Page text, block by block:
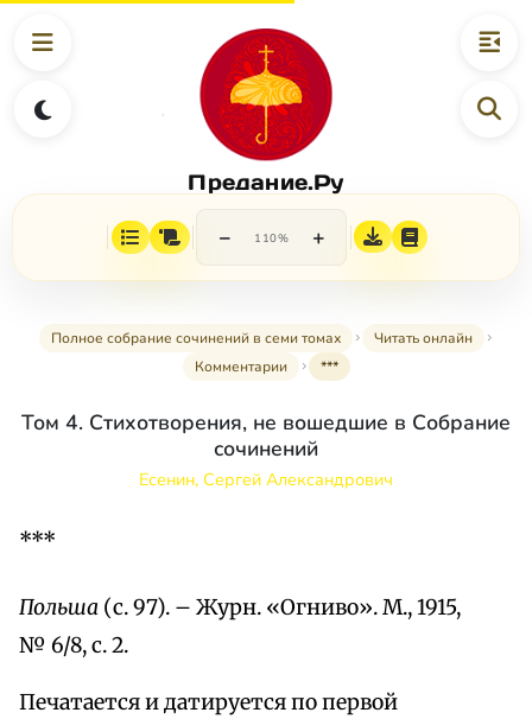
Предание.Ру
− 110% +
Полное собрание сочинений в семи томах
Читать онлайн
Комментарии
***
Том 4. Стихотворения, не вошедшие в Собрание
сочинений
Есенин, Сергей Александрович
***
Польша (с. 97). – Журн. «Огниво». М., 1915,
№ 6/8, с. 2.
Печатается и датируется по первой